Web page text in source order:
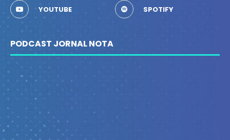
YOUTUBE SPOTIFY
PODCAST JORNAL NOTA